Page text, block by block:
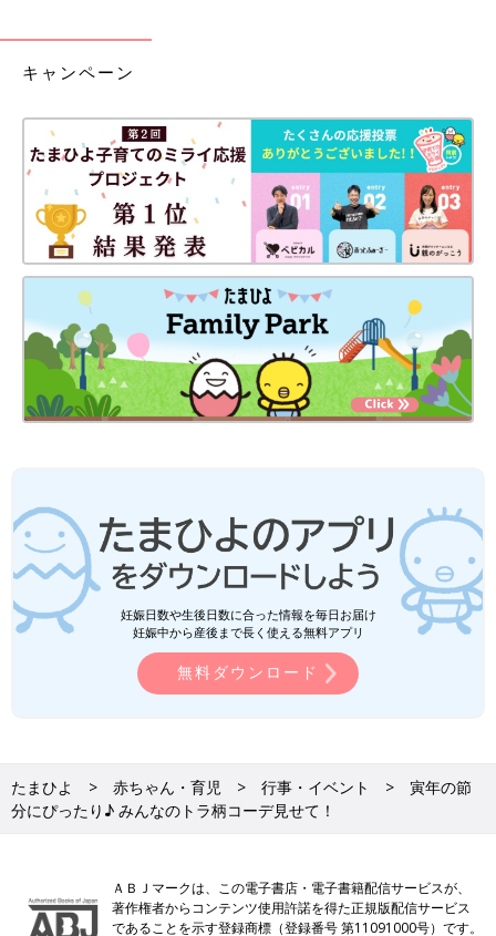
キャンペーン
妊娠日数や生後日数に合った情報を毎日お届け
妊娠中から産後まで長く使える無料アプリ
無料ダウンロード
たまひよ 赤ちゃん・育児 行事・イベント
寅年の節
分にぴったり♪ みんなのトラ柄コーデ見せて！
ＡＢＪマークは、この電子書店・電子書籍配信サービスが、
著作権者からコンテンツ使用許諾を得た正規版配信サービス
であることを示す登録商標（登録番号 第11091000号）です。